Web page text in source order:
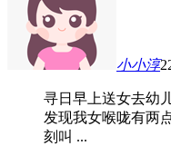
小小淳
寻日早上送女去幼
发现我女喉咙有两
刻叫 ...